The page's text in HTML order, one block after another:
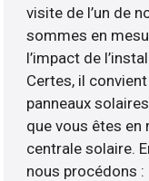
visite de l’un de
sommes en
l’impact de
Certes, il
panneaux
que vous êtes en
centrale solaire.
nous procédons :